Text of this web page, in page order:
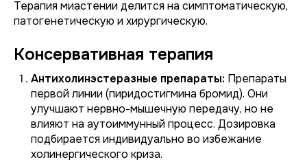
Терапия миастении делится на симптоматическую,
патогенетическую и хирургическую.
Консервативная терапия
Антихолинэстеразные препараты: Препараты
первой линии (пиридостигмина бромид). Они
улучшают нервно-мышечную передачу, но не
влияют на аутоиммунный процесс. Дозировка
подбирается индивидуально во избежание
холинергического криза.